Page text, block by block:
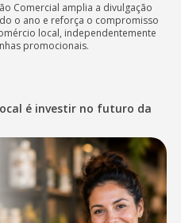
Comercial amplia a divulgação
o ano e reforça o compromisso
local, independentemente
promocionais.
é investir no futuro da